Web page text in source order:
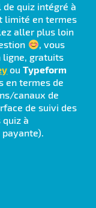
quiz intégré à
limité en termes
aller plus loin
, vous
ligne, gratuits
ouTypeform
en termes de
canaux de
de suivi des
à